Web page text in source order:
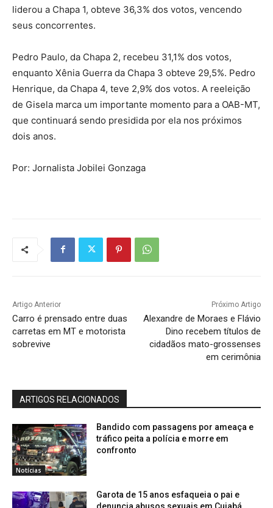
liderou a Chapa 1, obteve 36,3% dos votos, vencendo
seus concorrentes.
Pedro Paulo, da Chapa 2, recebeu 31,1% dos votos,
enquanto Xênia Guerra da Chapa 3 obteve 29,5%. Pedro
Henrique, da Chapa 4, teve 2,9% dos votos. A reeleição
de Gisela marca um importante momento para a OAB-MT,
que continuará sendo presidida por ela nos próximos
dois anos.
Por: Jornalista Jobilei Gonzaga
Artigo Anterior
Carro é prensado entre duas
carretas em MT e motorista
sobrevive
Próximo Artigo
Alexandre de Moraes e Flávio
Dino recebem títulos de
cidadãos mato-grossenses
em cerimônia
ARTIGOS RELACIONADOS
Notícias
Bandido com passagens por ameaça e
tráfico peita a polícia e morre em
confronto
Garota de 15 anos esfaqueia o pai e